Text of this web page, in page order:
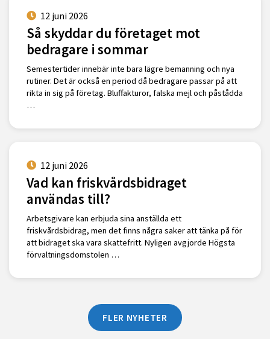
12 juni 2026
Så skyddar du företaget mot
bedragare i sommar
Semestertider innebär inte bara lägre bemanning och nya
rutiner. Det är också en period då bedragare passar på att
rikta in sig på företag. Bluffakturor, falska mejl och påstådda
…
12 juni 2026
Vad kan friskvårdsbidraget
användas till?
Arbetsgivare kan erbjuda sina anställda ett
friskvårdsbidrag, men det finns några saker att tänka på för
att bidraget ska vara skattefritt. Nyligen avgjorde Högsta
förvaltningsdomstolen …
FLER NYHETER